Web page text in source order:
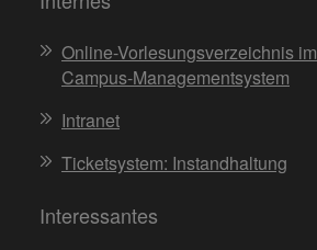
Online-Vorlesungsverzeichnis im
Campus-Managementsystem
Intranet
Ticketsystem: Instandhaltung
Interessantes